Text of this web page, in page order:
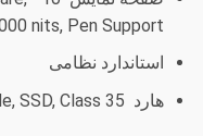
nits, Pen Support
استاندارد نظامی
هارد 1TB, M.2 2230, PCIe NVMe, SSD, Class 35